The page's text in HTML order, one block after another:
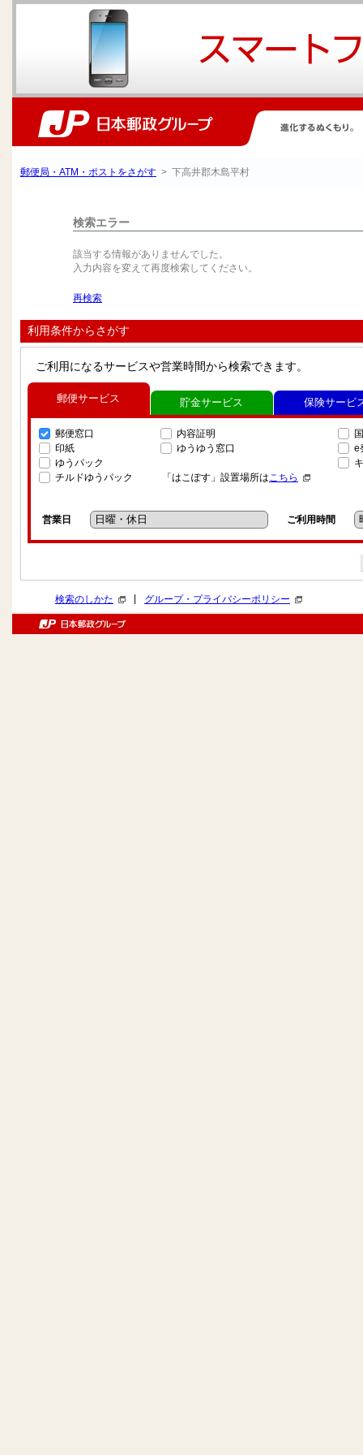
郵便局・ATM・ポストをさがす > 下高井郡木島平村
検索エラー
該当する情報がありませんでした。
入力内容を変えて再度検索してください。
再検索
利用条件からさがす
ご利用になるサービスや営業時間から検索できます。
郵便サービス
郵便窓口
印紙
ゆうパック
チルドゆうパック
内容証明
ゆうゆう窓口
「はこぽす」設置場所はこちら
e
営業日 ご利用時間
貯金サービス 保険サービ
検索のしかた グループ・プライバシーポリシー